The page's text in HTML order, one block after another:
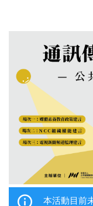
第25屆台
本活動目前